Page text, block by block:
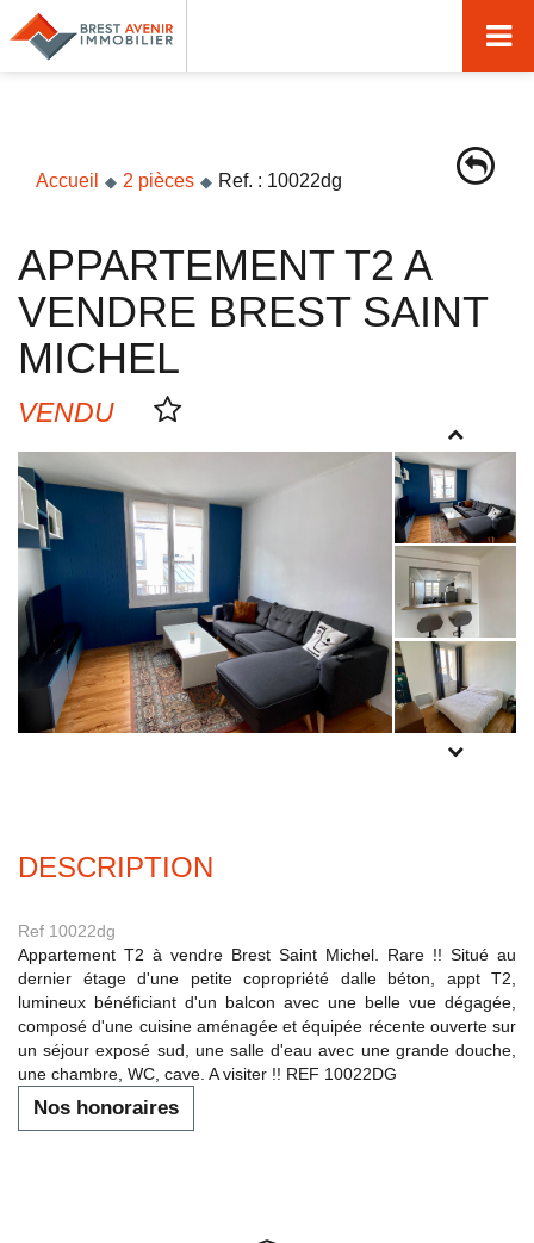
Accueil
Nos agences
Nos métiers
Syndic de copropriété
Transactions immobilières
Experts locaux
Nous contacter
02 98 44 56 58
Gestion Locative
02 98 80 49 38
Syndic
Mon compte
Accueil 2 pièces Ref. : 10022dg
APPARTEMENT T2 A
VENDRE BREST SAINT
MICHEL
VENDU
POUR PLUS
DESCRIPTION
Ref 10022dg
Appartement T2 à vendre Brest Saint Michel. Rare !! Situé au
dernier étage d'une petite copropriété dalle béton, appt T2,
lumineux bénéficiant d'un balcon avec une belle vue dégagée,
composé d'une cuisine aménagée et équipée récente ouverte sur
un séjour exposé sud, une salle d'eau avec une grande douche,
une chambre, WC, cave. A visiter !! REF 10022DG
Nos honoraires